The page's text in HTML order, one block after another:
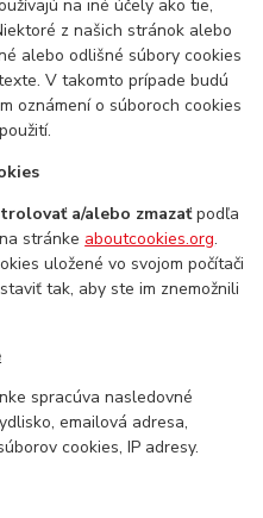
na iné účely ako tie,
z našich stránok alebo
alebo odlišné súbory cookies
V takomto prípade budú
oznámení o súboroch cookies
a/alebo zmazaťpodľa
stránke aboutcookies.org.
uložené vo svojom počítači
tak, aby ste im znemožnili
spracúva nasledovné
emailová adresa,
cookies, IP adresy.